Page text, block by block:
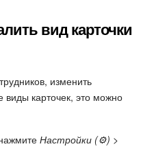
вид карточки
изменить
карточек, это можно
Настройки (⚙️) >